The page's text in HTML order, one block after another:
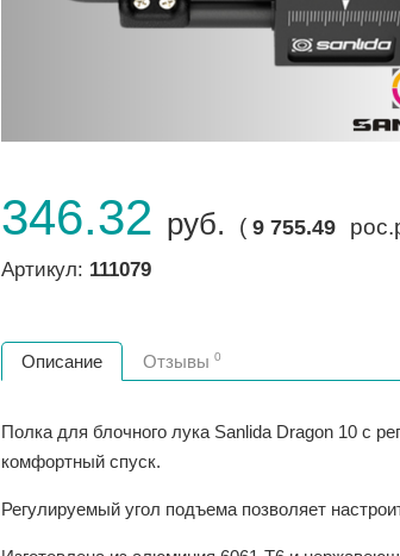
346.32 руб. ( 9 755.49
Артикул: 111079
Описание Отзывы 0
Полка для блочного лука Sanlida Dragon 10 с
комфортный спуск.
Регулируемый угол подъема позволяет